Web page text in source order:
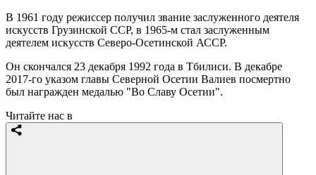
В 1961 году режиссер получил звание заслуженного деятеля
искусств Грузинской ССР, в 1965-м стал заслуженным
деятелем искусств Северо-Осетинской АССР.
Он скончался 23 декабря 1992 года в Тбилиси. В декабре
2017-го указом главы Северной Осетии Валиев посмертно
был награжден медалью "Во Славу Осетии".
Читайте нас в